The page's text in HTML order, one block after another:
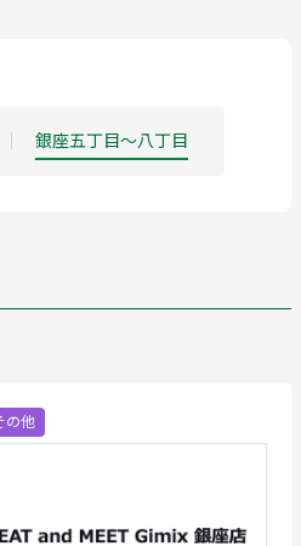
銀座五丁目～八丁目
の他